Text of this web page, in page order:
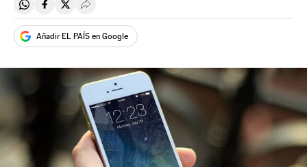
Compartir en Whatsapp
Compartir en Facebook
Compartir en Twitter
Desplegar Redes Sociales
Añadir EL PAÍS en Google